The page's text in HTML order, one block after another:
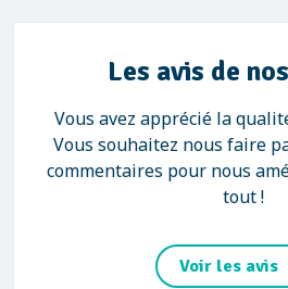
Les avis de
Vous avez apprécié la
Vous souhaitez nous faire
commentaires pour nous
tout !
Voir les avis